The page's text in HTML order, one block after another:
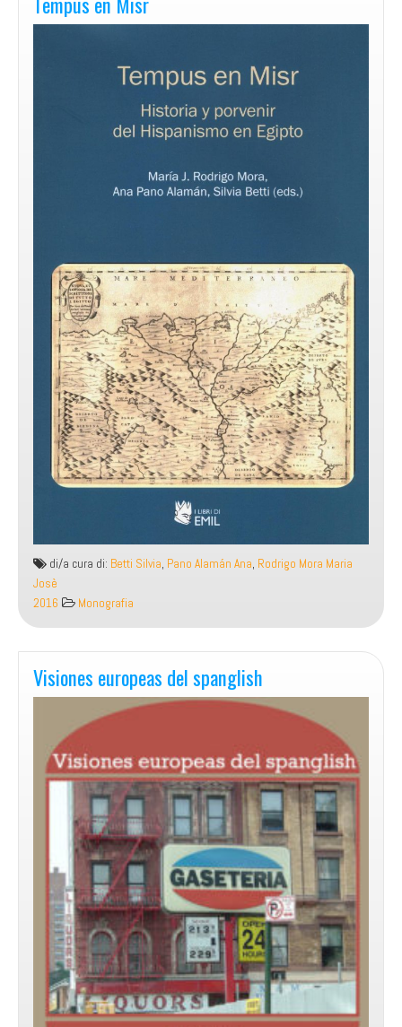
di/a cura di: Betti Silvia, Pano Alamán Ana, Rodrigo Mora Maria
Josè
2016
Monografia
Visiones europeas del spanglish